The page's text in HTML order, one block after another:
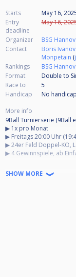
Starts
May 16,
Entry
deadline
May 16,
Organizer
BSG
Contact
Boris
Monpetain (
Rankings
BSG
Format
Double to
Race to
5
Handicap
No handicap
More info
9Ball Turnierserie (9Ball
▶︎ 1x pro Monat
▶︎ Freitags 20:00 Uhr
▶︎ 24er Feld Doppel-KO,
▶︎ 4 Gewinnspiele, ab
▶︎ Anmeldung über den
SHOW MORE